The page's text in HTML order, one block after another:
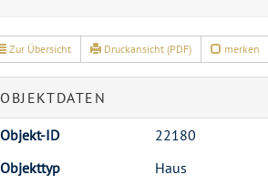
Zur Übersicht Druckansicht (PDF) merken
OBJEKTDATEN
Objekt-ID
22180
Objekttyp
Haus